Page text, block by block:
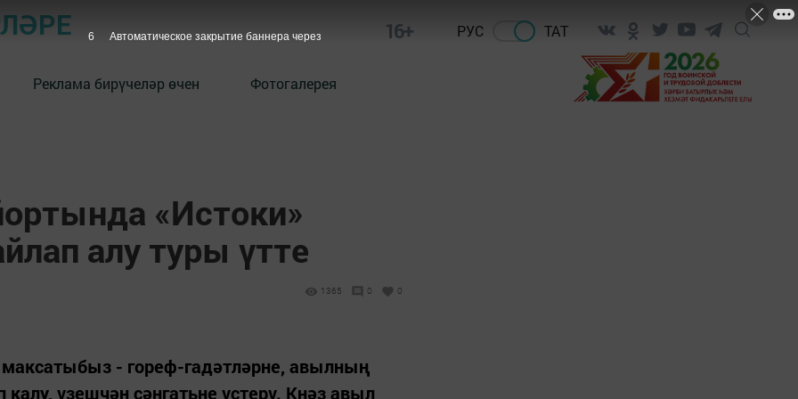
16+ РУС ТАТ
Реклама бирүчеләр өчен Фотогалерея
«Истоки»
алу туры үтте
1365 0 0
- гореф-гадәтләрне, авылның
калу, үзешчән сәнгатьне үстерү. Кнәз авыл
5 Автоматическое закрытие баннера через